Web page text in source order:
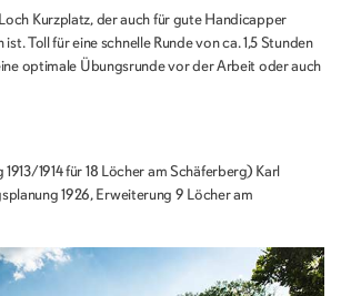
Kurzplatz, der auch für gute Handicapper
ist. Toll für eine schnelle Runde von ca. 1,5 Stunden
optimale Übungsrunde vor der Arbeit oder auch
1914 für 18 Löcher am Schäferberg) Karl
1926, Erweiterung 9 Löcher am